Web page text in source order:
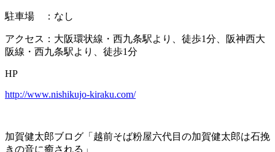
駐車場 ：なし
アクセス：大阪環状線・西九条駅より、徒歩1分、阪神西大
阪線・西九条駅より、徒歩1分
HP
http://www.nishikujo-kiraku.com/
加賀健太郎ブログ「越前そば粉屋六代目の加賀健太郎は石挽
きの音に癒される」